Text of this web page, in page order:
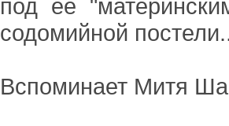
под ее
содомийной
Вспоминает Митя